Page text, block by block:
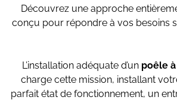
Découvrez une approche
conçu pour répondre à vos besoins
L’installation adéquate d’un poêle
charge cette mission, installant
parfait état de fonctionnement, un